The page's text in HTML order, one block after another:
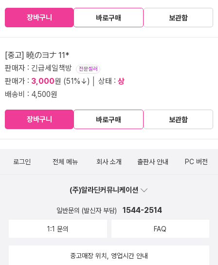
장바구니 바로구매 보관함
[중고] 曉のヨナ 11*
판매자 : 긴급세일책방 전문셀러
판매가 : 3,000원 (51%↓) │ 상태 : 상
배송비 : 4,500원
장바구니 바로구매 보관함
로그인 전체 메뉴 회사 소개 출판사 안내 PC 버전
(주)알라딘커뮤니케이션
일반문의 (발신자 부담) 1544-2514
1:1 문의 FAQ
중고매장 위치, 영업시간 안내